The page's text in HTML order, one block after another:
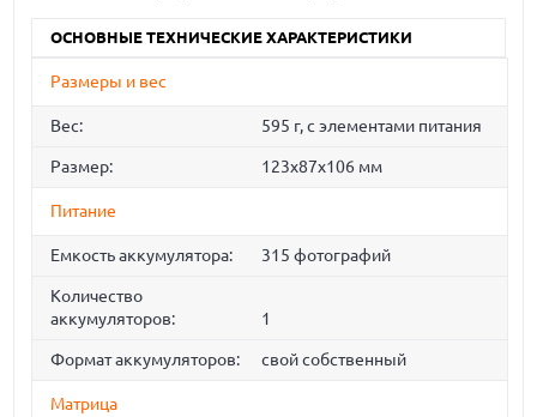
ОСНОВНЫЕ ТЕХНИЧЕСКИЕ ХАРАКТЕРИСТИКИ
Размеры и вес
Вес: 595 г, с элементами питания
Размер: 123x87x106 мм
Питание
Емкость аккумулятора: 315 фотографий
Количество
аккумуляторов:
1
Формат аккумуляторов: свой собственный
Матрица